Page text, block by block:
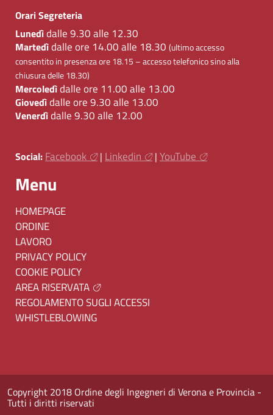
Orari Segreteria
Lunedìdalle 9.30 alle 12.30
Martedìdalle ore 14.00 alle 18.30 (ultimo accesso
consentito in presenza ore 18.15 – accesso telefonico sino alla
chiusura delle 18.30)
Mercoledìdalle ore 11.00 alle 13.00
Giovedìdalle ore 9.30 alle 13.00
Venerdìdalle 9.30 alle 12.00
Social: Facebook | Linkedin | YouTube
Menu
HOMEPAGE
ORDINE
LAVORO
PRIVACY POLICY
COOKIE POLICY
AREA RISERVATA
REGOLAMENTO SUGLI ACCESSI
WHISTLEBLOWING
Copyright 2018 Ordine degli Ingegneri di Verona e Provincia -
Tutti i diritti riservati